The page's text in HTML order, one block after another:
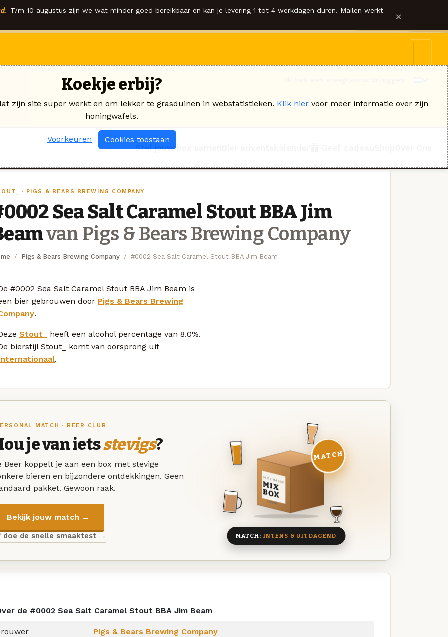
T/m 10 augustus zijn we wat minder goed bereikbaar en kan je levering 1 tot 4 werkdagen duren. Mailen werkt ×
Stel jouw box samen
· PIGS & BEARS BREWING COMPANY
Sea Salt Caramel Stout BBA Jim
van Pigs & Bears Brewing Company
Pigs & Bears Brewing Company #0002 Sea Salt Caramel Stout BBA Jim Beam
#0002 Sea Salt Caramel Stout BBA Jim Beam is
bier gebrouwen door Pigs & Bears Brewing
.
Stout_
heeft een alcohol percentage van 8.0%.
bierstijl Stout_ komt van oorsprong uit
.
MATCH · BEER CLUB
je van ietsstevigs?
Beer koppelt je aan een box met stevige
bieren en bijzondere ontdekkingen. Geen
pakket. Gewoon raak.
Bekijk jouw match →
doe de snelle smaaktest →
DEZE MAAND
MIX
BOX
8 BIEREN
MATCH
MATCH: INTENS & UITDAGEND
de #0002 Sea Salt Caramel Stout BBA Jim Beam
Pigs & Bears Brewing Company
Koekje erbij?
zijn site super werkt en om lekker te grasduinen in webstatistieken. Klik hier voor meer informatie over zijn
honingwafels.
Voorkeuren Cookies toestaan